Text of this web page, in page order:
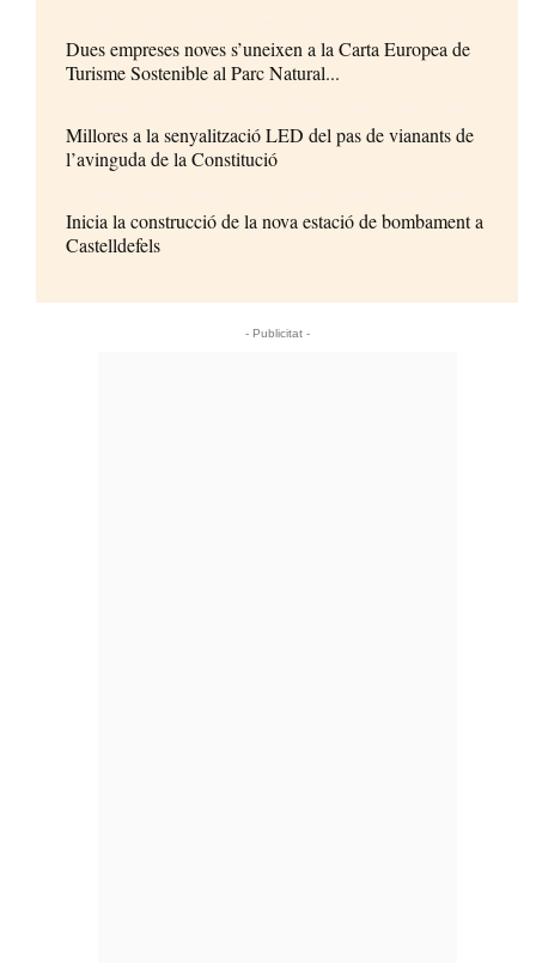
Dues empreses noves s’uneixen a la Carta Europea de
Turisme Sostenible al Parc Natural...
Millores a la senyalització LED del pas de vianants de
l’avinguda de la Constitució
Inicia la construcció de la nova estació de bombament a
Castelldefels
- Publicitat -